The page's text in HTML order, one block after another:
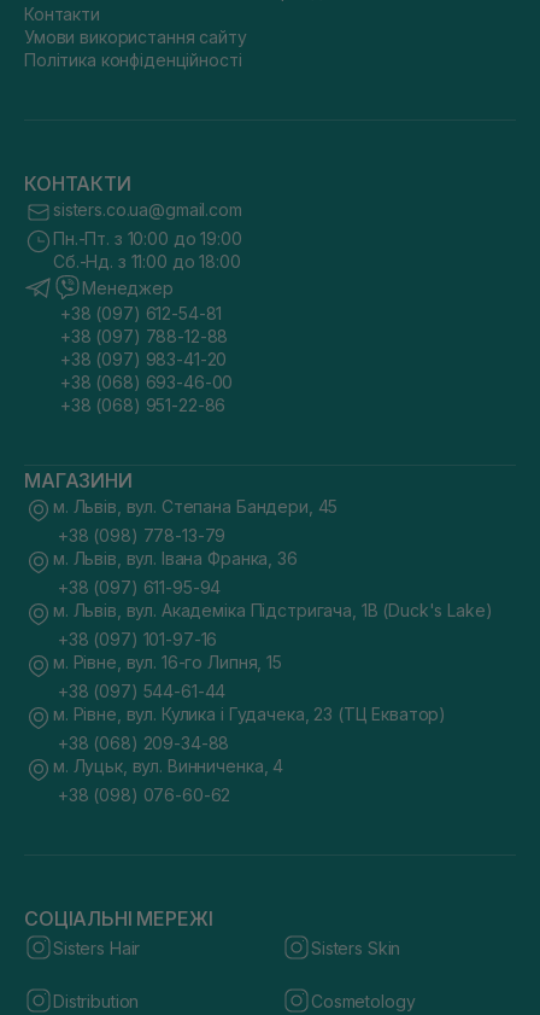
Контакти
Умови використання сайту
Політика конфіденційності
КОНТАКТИ
sisters.co.ua@gmail.com
Пн.-Пт. з 10:00 до 19:00
Сб.-Нд. з 11:00 до 18:00
Менеджер
+38 (097) 612-54-81
+38 (097) 788-12-88
+38 (097) 983-41-20
+38 (068) 693-46-00
+38 (068) 951-22-86
МАГАЗИНИ
м. Львів, вул. Степана Бандери, 45
+38 (098) 778-13-79
м. Львів, вул. Івана Франка, 36
+38 (097) 611-95-94
м. Львів, вул. Академіка Підстригача, 1В (Duck's Lake)
+38 (097) 101-97-16
м. Рівне, вул. 16-го Липня, 15
+38 (097) 544-61-44
м. Рівне, вул. Кулика і Гудачека, 23 (ТЦ Екватор)
+38 (068) 209-34-88
м. Луцьк, вул. Винниченка, 4
+38 (098) 076-60-62
СОЦІАЛЬНІ МЕРЕЖІ
Sisters Hair Sisters Skin
Distribution Cosmetology